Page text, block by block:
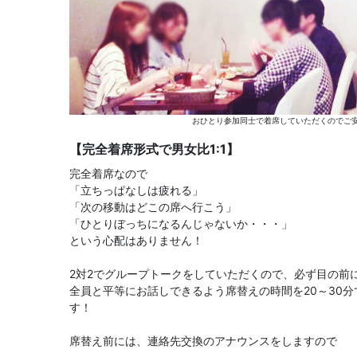
おひとり参加同士で着席していただくので
【完全着席形式で男女比1:1】
完全着席なので
「立ちっぱなしは疲れる」
「次の移動はどこの席へ行こう」
「ひとりぼっちになるんじゃないか・・・」
という心配はありません！
2対2でグループトークをしていただくので、必ず目の前
全員と平等にお話しできるよう席替えの時間を20～30
す！
席替え前には、連絡先交換のアナウンスをしますので